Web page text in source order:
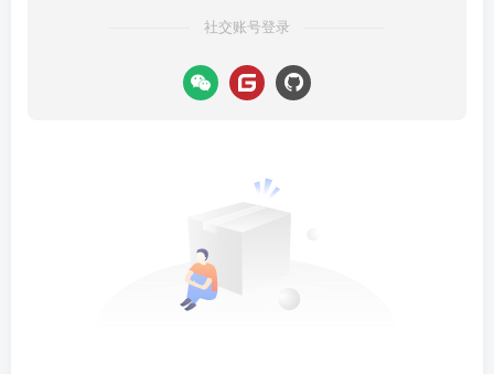
社交账号登录